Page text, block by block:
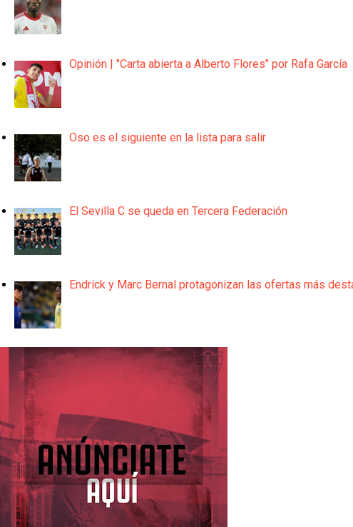
Opinión | "Carta abierta a Alberto Flores" por Rafa García
Oso es el siguiente en la lista para salir
El Sevilla C se queda en Tercera Federación
Endrick y Marc Bernal protagonizan las ofertas más